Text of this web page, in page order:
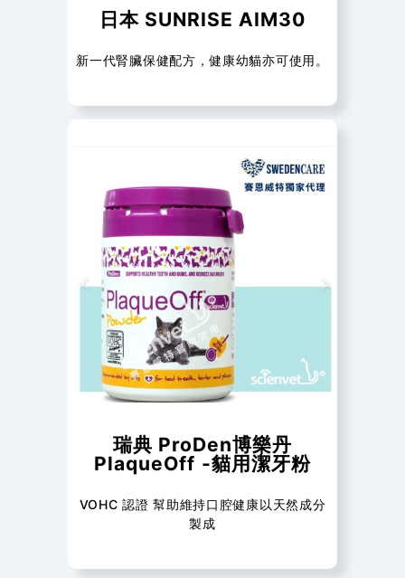
日本 SUNRISE AIM30
新一代腎臟保健配方，健康幼貓亦可使用。
瑞典 ProDen博樂丹
PlaqueOff -貓用潔牙粉
VOHC 認證 幫助維持口腔健康以天然成分
製成